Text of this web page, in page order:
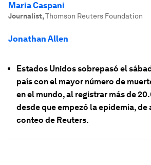
Maria Caspani
Journalist,Thomson Reuters Foundation
Jonathan Allen
Estados Unidos sobrepasó el
país con el mayor número de
en el mundo, al registrar más de
desde que empezó la epidemia, de
conteo de Reuters.